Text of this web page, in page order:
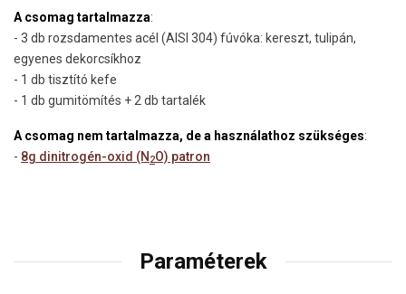
A csomag tartalmazza:
- 3 db rozsdamentes acél (AISI 304) fúvóka: kereszt, tulipán,
egyenes dekorcsíkhoz
- 1 db tisztító kefe
- 1 db gumitömítés + 2 db tartalék
A csomag nem tartalmazza, de a használathoz szükséges:
- 8g dinitrogén-oxid (N 2O) patron
Paraméterek